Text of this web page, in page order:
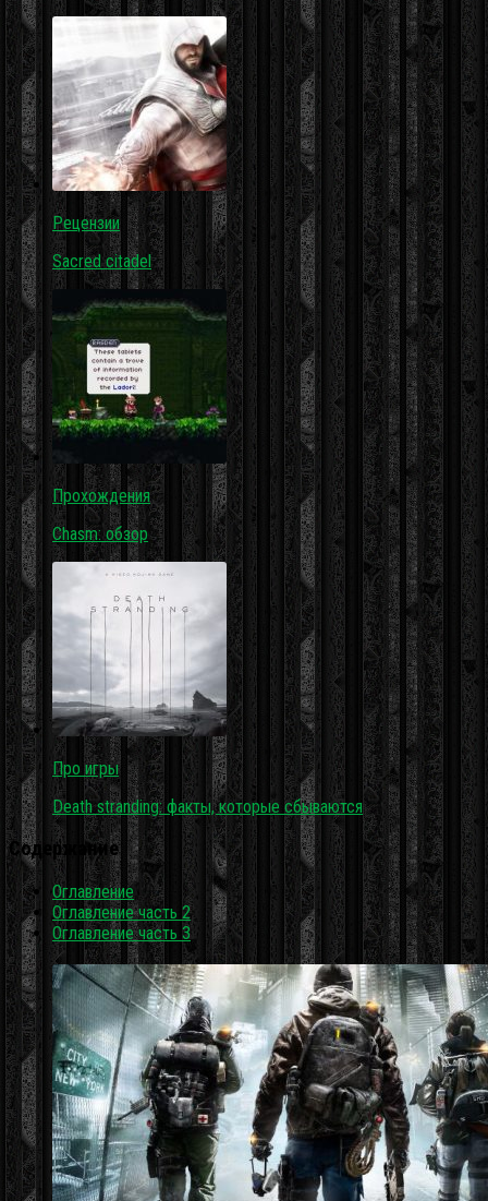
Рецензии
Sacred citadel
Прохождения
Chasm: обзор
Про игры
Death stranding: факты, которые сбываются
Содержание
Оглавление
Оглавление часть 2
Оглавление часть 3